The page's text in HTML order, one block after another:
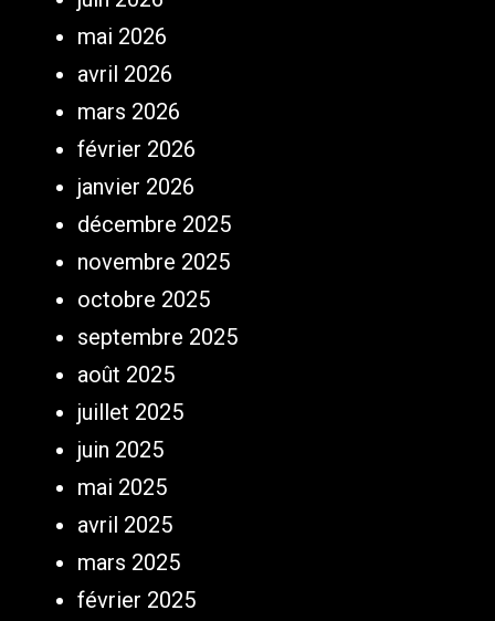
mai 2026
avril 2026
mars 2026
février 2026
janvier 2026
décembre 2025
novembre 2025
octobre 2025
septembre 2025
août 2025
juillet 2025
juin 2025
mai 2025
avril 2025
mars 2025
février 2025